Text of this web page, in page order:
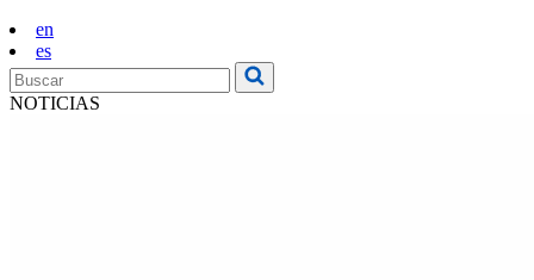
en
es
NOTICIAS